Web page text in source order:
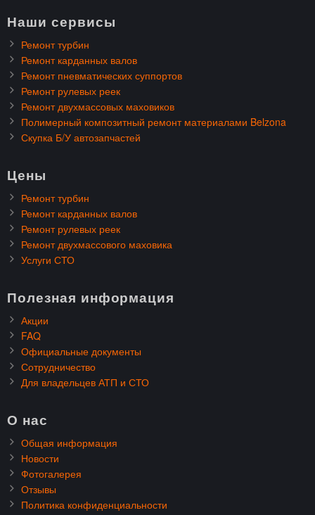
Наши сервисы
Ремонт турбин
Ремонт карданных валов
Ремонт пневматических суппортов
Ремонт рулевых реек
Ремонт двухмассовых маховиков
Полимерный композитный ремонт материалами Belzona
Скупка Б/У автозапчастей
Цены
Ремонт турбин
Ремонт карданных валов
Ремонт рулевых реек
Ремонт двухмассового маховика
Услуги СТО
Полезная информация
Акции
FAQ
Официальные документы
Сотрудничество
Для владельцев АТП и СТО
О нас
Общая информация
Новости
Фотогалерея
Отзывы
Политика конфиденциальности